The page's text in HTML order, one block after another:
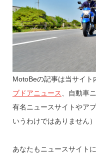
MotoBeの記事は当サイト
ブドアニュース
、自動車
有名ニュースサイトやア
いうわけではありません）
あなたもニュースサイト